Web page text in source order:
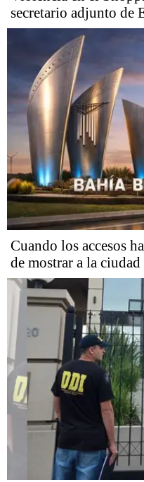
secretario adjunto de
Cuando los accesos
de mostrar a la ciudad